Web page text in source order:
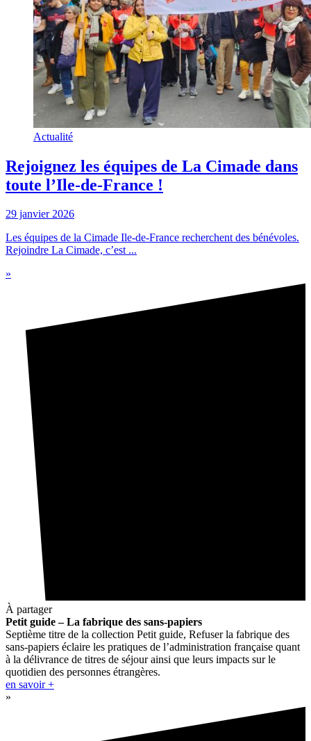
Actualité
Rejoignez les équipes de La Cimade dans
toute l’Ile-de-France !
29 janvier 2026
Les équipes de la Cimade Ile-de-France recherchent des bénévoles.
Rejoindre La Cimade, c’est ...
»
À partager
Petit guide – La fabrique des sans-papiers
Septième titre de la collection Petit guide, Refuser la fabrique des
sans-papiers éclaire les pratiques de l’administration française quant
à la délivrance de titres de séjour ainsi que leurs impacts sur le
quotidien des personnes étrangères.
en savoir +
»